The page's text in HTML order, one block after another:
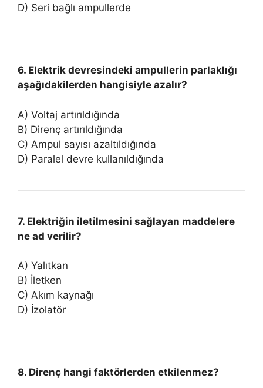
D) Seri bağlı ampullerde
6. Elektrik devresindeki ampullerin parlaklığı
aşağıdakilerden hangisiyle azalır?
A) Voltaj artırıldığında
B) Direnç artırıldığında
C) Ampul sayısı azaltıldığında
D) Paralel devre kullanıldığında
7. Elektriğin iletilmesini sağlayan maddelere
ne ad verilir?
A) Yalıtkan
B) İletken
C) Akım kaynağı
D) İzolatör
8. Direnç hangi faktörlerden etkilenmez?